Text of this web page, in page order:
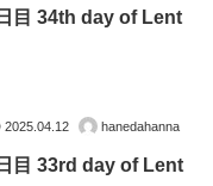
目 34th day of Lent
2025.04.12 hanedahanna
目 33rd day of Lent